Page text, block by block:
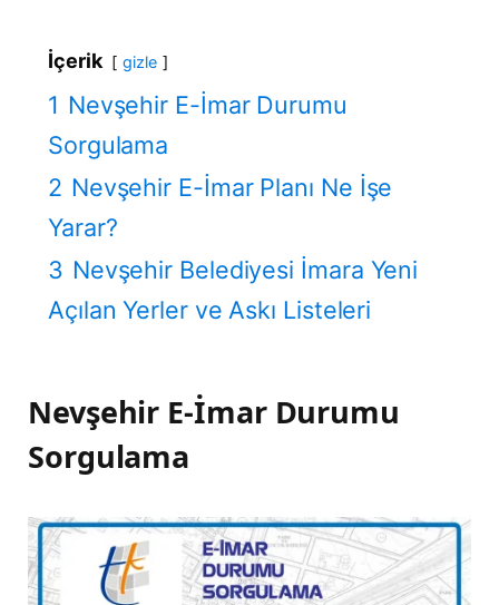
İçerik gizle
1 Nevşehir E-İmar Durumu
Sorgulama
2 Nevşehir E-İmar Planı Ne İşe
Yarar?
3 Nevşehir Belediyesi İmara Yeni
Açılan Yerler ve Askı Listeleri
Nevşehir E-İmar Durumu
Sorgulama